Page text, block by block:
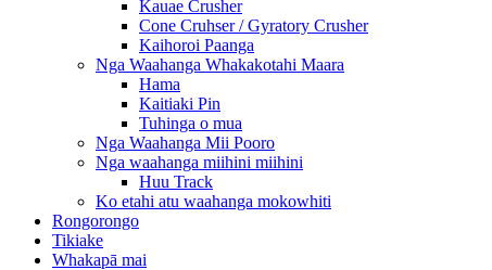
Kauae Crusher
Cone Cruhser / Gyratory Crusher
Kaihoroi Paanga
Nga Waahanga Whakakotahi Maara
Hama
Kaitiaki Pin
Tuhinga o mua
Nga Waahanga Mii Pooro
Nga waahanga miihini miihini
Huu Track
Ko etahi atu waahanga mokowhiti
Rongorongo
Tikiake
Whakapā mai